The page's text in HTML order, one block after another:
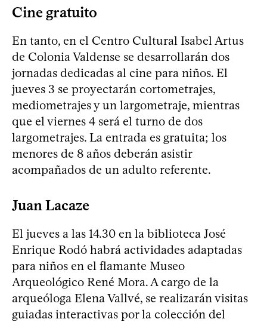
Cine gratuito
En tanto, en el Centro Cultural Isabel Artus
de Colonia Valdense se desarrollarán dos
jornadas dedicadas al cine para niños. El
jueves 3 se proyectarán cortometrajes,
mediometrajes y un largometraje, mientras
que el viernes 4 será el turno de dos
largometrajes. La entrada es gratuita; los
menores de 8 años deberán asistir
acompañados de un adulto referente.
Juan Lacaze
El jueves a las 14.30 en la biblioteca José
Enrique Rodó habrá actividades adaptadas
para niños en el flamante Museo
Arqueológico René Mora. A cargo de la
arqueóloga Elena Vallvé, se realizarán visitas
guiadas interactivas por la colección del